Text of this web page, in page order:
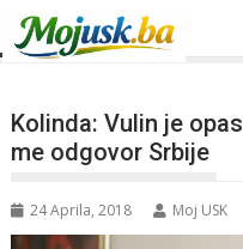
Kolinda: Vulin je
me odgovor Srbije
24 Aprila, 2018 Moj USK